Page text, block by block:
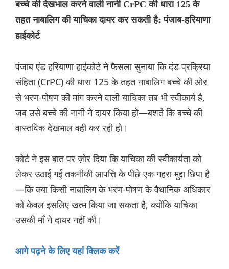
बच्चे की देखभाल करने वाली नानी CrPC की धारा 125 के
तहत नाबालिग की याचिका दायर कर सकती है: पंजाब-हरियाणा
हाईकोर्ट
पंजाब एंड हरियाणा हाईकोर्ट ने फैसला सुनाया कि दंड प्रक्रिया
संहिता (CrPC) की धारा 125 के तहत नाबालिग बच्चे की ओर
से भरण-पोषण की मांग करने वाली याचिका तब भी स्वीकार्य है,
जब उसे बच्चे की नानी ने दायर किया हो—बशर्ते कि बच्चे की
वास्तविक देखभाल वही कर रही हो।
कोर्ट ने इस बात पर ज़ोर दिया कि याचिका की स्वीकार्यता को
लेकर उठाई गई तकनीकी आपत्ति के पीछे एक गहरा मुद्दा छिपा है
—कि क्या किसी नाबालिग के भरण-पोषण के वैधानिक अधिकार
को केवल इसलिए खत्म किया जा सकता है, क्योंकि याचिका
उसकी माँ ने दायर नहीं की।
आगे पढ़ने के लिए यहां क्लिक करें